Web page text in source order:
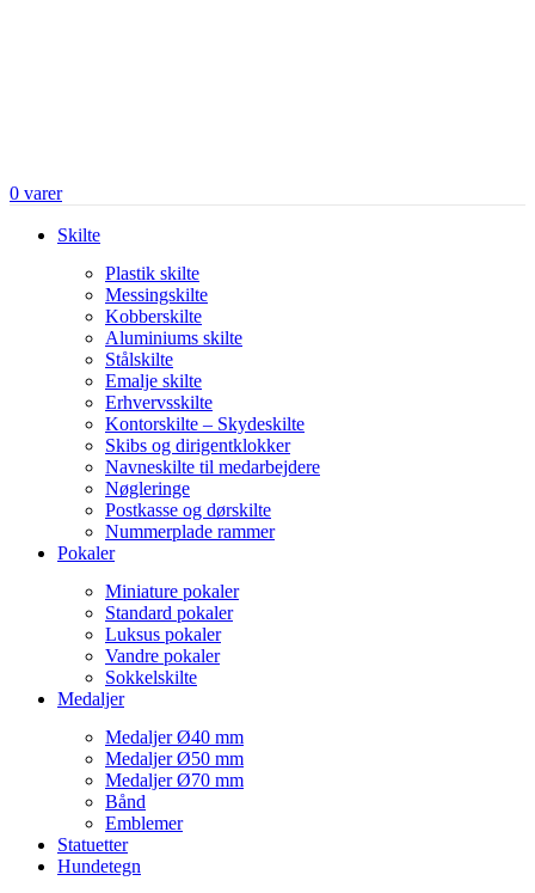
0 varer
Skilte
Plastik skilte
Messingskilte
Kobberskilte
Aluminiums skilte
Stålskilte
Emalje skilte
Erhvervsskilte
Kontorskilte – Skydeskilte
Skibs og dirigentklokker
Navneskilte til medarbejdere
Nøgleringe
Postkasse og dørskilte
Nummerplade rammer
Pokaler
Miniature pokaler
Standard pokaler
Luksus pokaler
Vandre pokaler
Sokkelskilte
Medaljer
Medaljer Ø40 mm
Medaljer Ø50 mm
Medaljer Ø70 mm
Bånd
Emblemer
Statuetter
Hundetegn